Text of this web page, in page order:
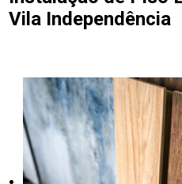
Vila Independência